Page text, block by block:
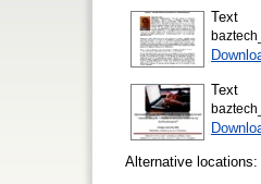
Text
Text
Alternative locations: